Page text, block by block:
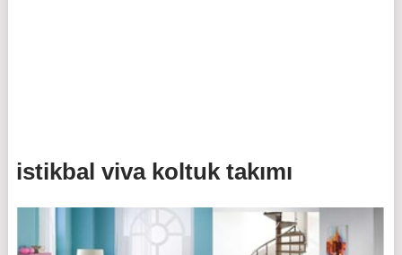
istikbal viva koltuk takımı